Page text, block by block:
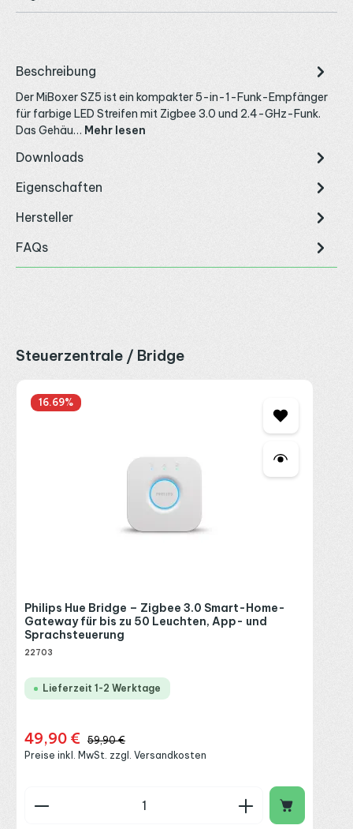
Beschreibung
Der MiBoxer SZ5 ist ein kompakter 5-in-1-Funk-Empfänger
für farbige LED Streifen mit Zigbee 3.0 und 2.4-GHz-Funk.
Das Gehäu… Mehr lesen
Downloads
Eigenschaften
Hersteller
FAQs
Produktgalerie überspringen
Steuerzentrale / Bridge
16.69%
Philips Hue Bridge – Zigbee 3.0 Smart-Home-
Gateway für bis zu 50 Leuchten, App- und
Sprachsteuerung
22703
Lieferzeit 1-2 Werktage
Verkaufspreis:
49,90 € Regulärer Preis:
59,90 €
Preise inkl. MwSt. zzgl. Versandkosten
Produkt Anzahl: Gib den gewünschten Wert